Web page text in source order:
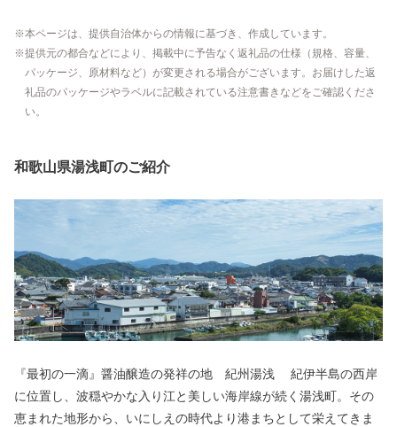
本ページは、提供自治体からの情報に基づき、作成しています。
提供元の都合などにより、掲載中に予告なく返礼品の仕様（規格、容量、
パッケージ、原材料など）が変更される場合がございます。お届けした返
礼品のパッケージやラベルに記載されている注意書きなどをご確認くださ
い。
和歌山県湯浅町のご紹介
『最初の一滴』醤油醸造の発祥の地 紀州湯浅 紀伊半島の西岸
に位置し、波穏やかな入り江と美しい海岸線が続く湯浅町。その
恵まれた地形から、いにしえの時代より港まちとして栄えてきま